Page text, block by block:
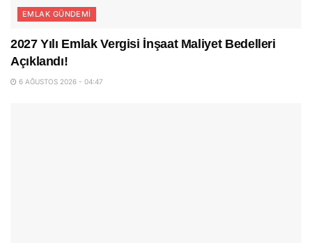
EMLAK GÜNDEMI
2027 Yılı Emlak Vergisi İnşaat Maliyet Bedelleri
Açıklandı!
6 AĞUSTOS 2026 - 04:47